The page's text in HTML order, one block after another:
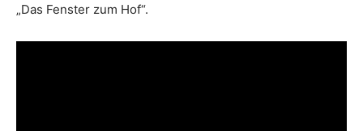
„Das Fenster zum Hof“.